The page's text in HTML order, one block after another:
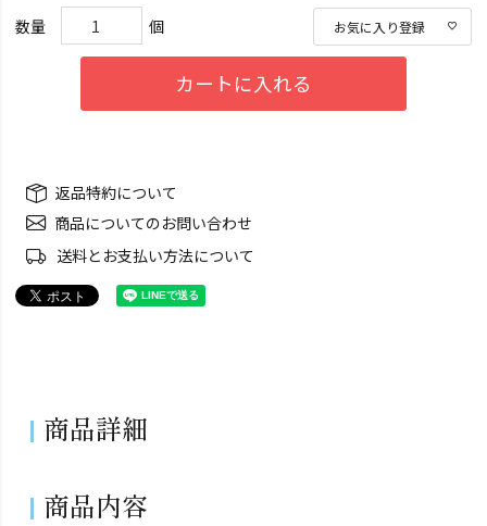
お気に入り登録
カートに入れる
返品特約について
商品についてのお問い合わせ
送料とお支払い方法について
商品詳細
商品内容